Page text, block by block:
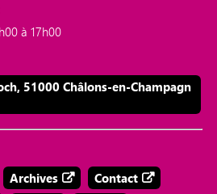
à 17h00
51000 Châlons-en-Champagn
Archives
Contact